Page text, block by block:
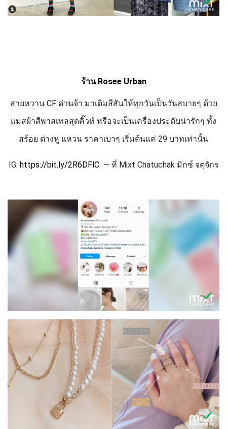
ร้าน Rosee Urban
สายหวาน CF ด่วนจ้า มาเติมสีสันให้ทุกวันเป็นวันสบายๆ ด้วย
แมสผ้าสีพาสเทลสุดคิ๊วท์ หรือจะเป็นเครื่องประดับน่ารักๆ ทั้ง
สร้อย ต่างหู แหวน ราคาเบาๆ เริ่มต้นแค่ 29 บาทเท่านั้น
IG: https://bit.ly/2R6DFlC— ที่ Mixt Chatuchak มิกซ์ จตุจักร